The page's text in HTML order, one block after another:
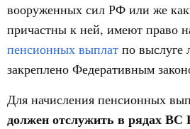
вооруженных сил РФ или же
причастны к ней, имеют право
пенсионных выплат по выслуге
закреплено Федеративным
Для начисления пенсионных
должен отслужить в рядах